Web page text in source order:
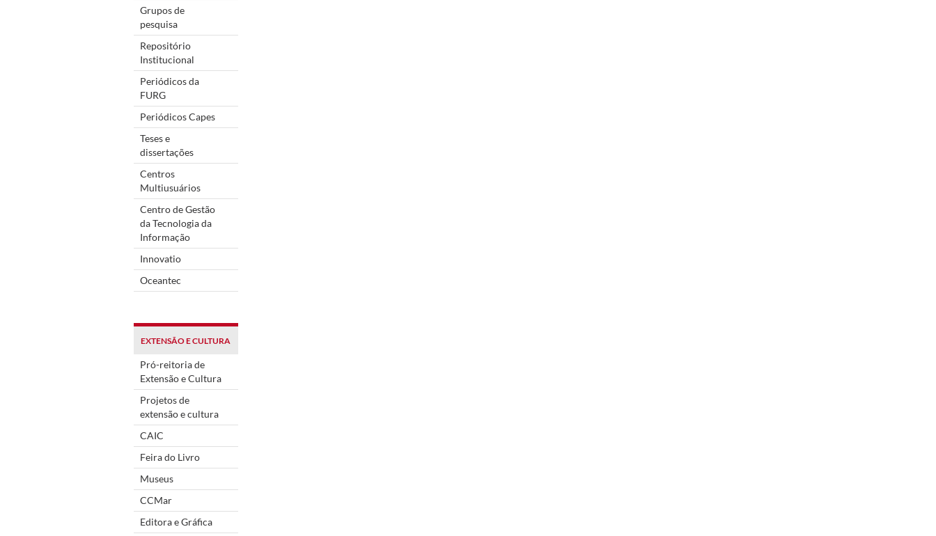
Grupos de
pesquisa
Repositório
Institucional
Periódicos da
FURG
Periódicos Capes
Teses e
dissertações
Centros
Multiusuários
Centro de Gestão
da Tecnologia da
Informação
Innovatio
Oceantec
EXTENSÃO E CULTURA
Pró-reitoria de
Extensão e Cultura
Projetos de
extensão e cultura
CAIC
Feira do Livro
Museus
CCMar
Editora e Gráfica